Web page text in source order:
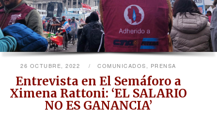
26 OCTUBRE, 2022 COMUNICADOS, PRENSA
Entrevista en El Semáforo a
Ximena Rattoni: ‘EL SALARIO
NO ES GANANCIA’